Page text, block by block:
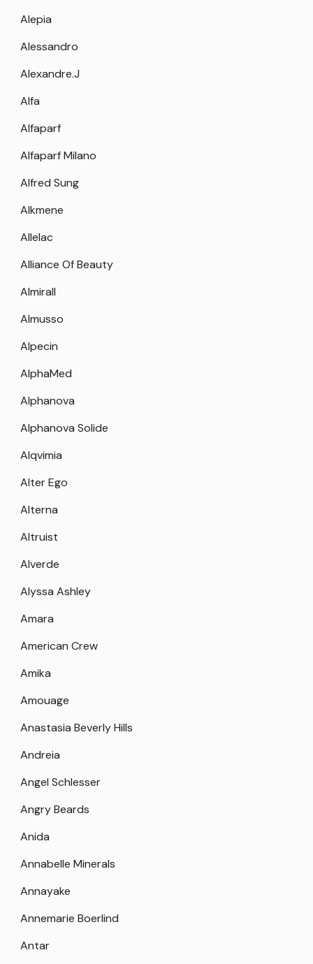
Alepia
Alessandro
Alexandre.J
Alfa
Alfaparf
Alfaparf Milano
Alfred Sung
Alkmene
Allelac
Alliance Of Beauty
Almirall
Almusso
Alpecin
AlphaMed
Alphanova
Alphanova Solide
Alqvimia
Alter Ego
Alterna
Altruist
Alverde
Alyssa Ashley
Amara
American Crew
Amika
Amouage
Anastasia Beverly Hills
Andreia
Angel Schlesser
Angry Beards
Anida
Annabelle Minerals
Annayake
Annemarie Boerlind
Antar